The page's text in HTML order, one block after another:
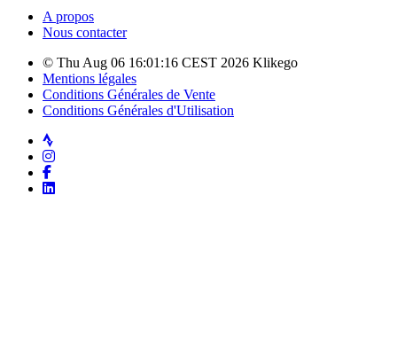
A propos
Nous contacter
© Thu Aug 06 16:01:16 CEST 2026 Klikego
Mentions légales
Conditions Générales de Vente
Conditions Générales d'Utilisation
Strava
Instagram
Facebook
LinkedIn